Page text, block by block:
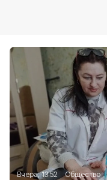
Вчера, 13:52 Общество